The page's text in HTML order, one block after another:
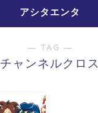
アシタエンタ
― TAG ―
チャンネルクロス